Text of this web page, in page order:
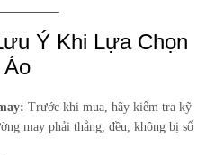
Ý Khi Lựa Chọn
Trước khi mua, hãy kiểm tra kỹ
may phải thẳng, đều, không bị sổ